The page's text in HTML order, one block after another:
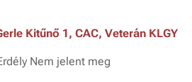
Kitűnő 1, CAC, Veterán KLGY
Nem jelent meg